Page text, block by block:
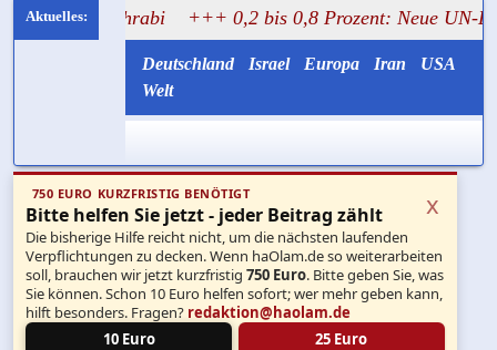
+++ 0,2 bis 0,8 Prozent: Neue UN-Daten
Deutschland Israel Europa Iran
USA
Welt
750 EURO KURZFRISTIG BENÖTIGT
Bitte helfen Sie jetzt - jeder Beitrag zählt
Die bisherige Hilfe reicht nicht, um die nächsten laufenden
Verpflichtungen zu decken. Wenn haOlam.de so weiterarbeiten
soll, brauchen wir jetzt kurzfristig750 Euro. Bitte geben Sie, was
Sie können. Schon 10 Euro helfen sofort; wer mehr geben kann,
hilft besonders. Fragen? redaktion@haolam.de
10 Euro
25 Euro
x